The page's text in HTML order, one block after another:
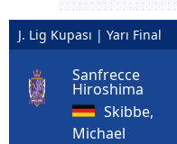
J. Lig Kupası | Yarı Final
Sanfrecce
Hiroshima
Skibbe,
Michael